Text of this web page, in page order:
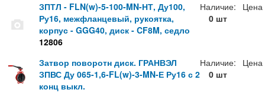
ЗПТЛ - FLN(w)-5-100-MN-НТ, Ду100,
Ру16, межфланцевый, рукоятка,
корпус - GGG40, диск - CF8M, седло
12806
Наличие:
0 шт
Цена
Затвор поворотн диск. ГРАНВЭЛ
ЗПВС Ду 065-1,6-FL(w)-3-MN-Е Ру16 с 2
конц выкл.
Наличие:
0 шт
Цена